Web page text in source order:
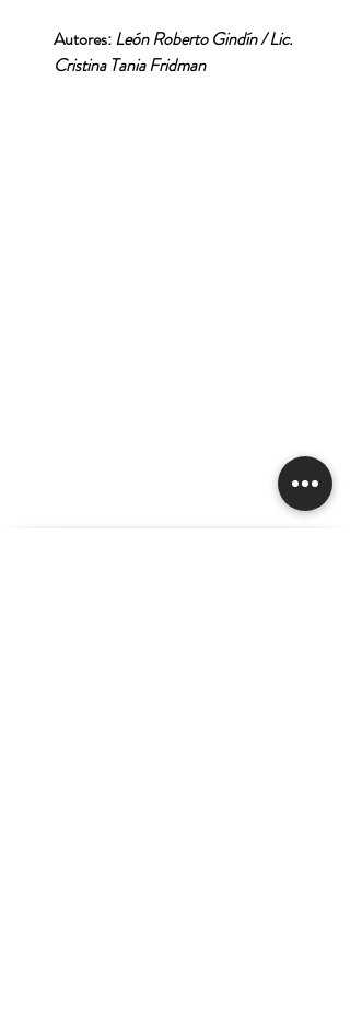
Autores:León Roberto Gindín / Lic.
Cristina Tania Fridman